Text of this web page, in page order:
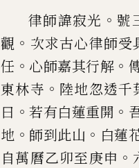
律師諱寂光 。號
觀 。 次求古心律師受
任 。 心師嘉其行解 。
東林寺 。 陸地忽透千
曰 。若有白蓮重開 。
地 。 師到此山 。 白蓮
自萬曆乙卯至庚申 。